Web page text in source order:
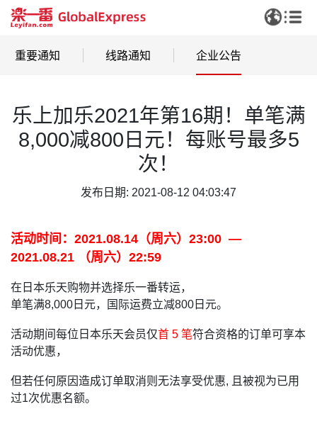
重要通知 线路通知 企业公告
乐上加乐2021年第16期！单笔满
8,000减800日元！每账号最多5
次！
发布日期: 2021-08-12 04:03:47
活动时间：2021.08.14（周六）23:00 —
2021.08.21 （周六）22:59
在日本乐天购物并选择乐一番转运，
单笔满8,000日元，国际运费立减800日元。
活动期间每位日本乐天会员仅首 5 笔符合资格的订单可享本
活动优惠，
但若任何原因造成订单取消则无法享受优惠, 且被视为已用
过1次优惠名额。